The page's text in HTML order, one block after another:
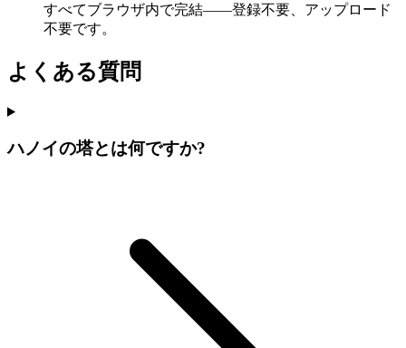
すべてブラウザ内で完結——登録不要、アップロード
不要です。
よくある質問
ハノイの塔とは何ですか?